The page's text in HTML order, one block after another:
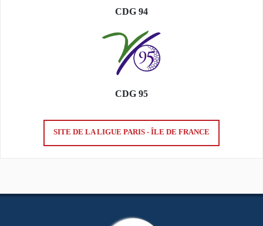
CDG 94
CDG 95
SITE DE LA LIGUE PARIS - ÎLE DE FRANCE